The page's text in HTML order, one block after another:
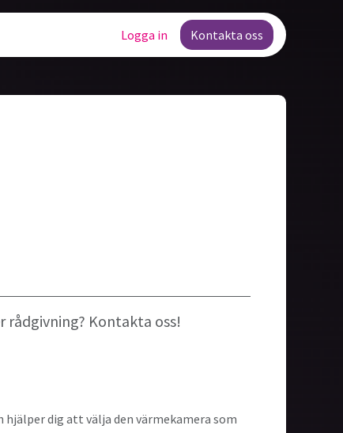
Logga in Kontakta oss
rådgivning? Kontakta oss!
hjälper dig att välja den värmekamera som